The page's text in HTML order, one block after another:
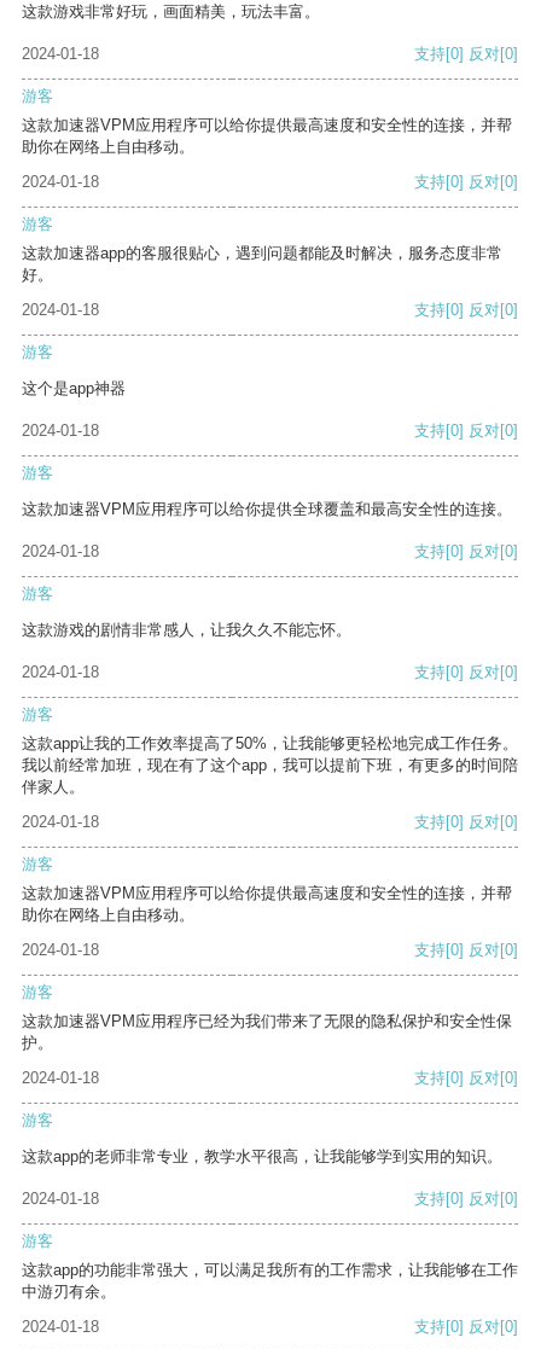
这款游戏非常好玩，画面精美，玩法丰富。
2024-01-18 支持[0] 反对[0]
游客
这款加速器VPM应用程序可以给你提供最高速度和安全性的连接，并帮
助你在网络上自由移动。
2024-01-18
支持[0] 反对[0]
游客
这款加速器app的客服很贴心，遇到问题都能及时解决，服务态度非常
好。
2024-01-18
支持[0] 反对[0]
游客
这个是app神器
2024-01-18 支持[0] 反对[0]
游客
这款加速器VPM应用程序可以给你提供全球覆盖和最高安全性的连接。
2024-01-18 支持[0] 反对[0]
游客
这款游戏的剧情非常感人，让我久久不能忘怀。
2024-01-18 支持[0] 反对[0]
游客
这款app让我的工作效率提高了50%，让我能够更轻松地完成工作任务。
我以前经常加班，现在有了这个app，我可以提前下班，有更多的时间陪
伴家人。
2024-01-18
支持[0] 反对[0]
游客
这款加速器VPM应用程序可以给你提供最高速度和安全性的连接，并帮
助你在网络上自由移动。
2024-01-18
支持[0] 反对[0]
游客
这款加速器VPM应用程序已经为我们带来了无限的隐私保护和安全性保
护。
2024-01-18
支持[0] 反对[0]
游客
这款app的老师非常专业，教学水平很高，让我能够学到实用的知识。
2024-01-18 支持[0] 反对[0]
游客
这款app的功能非常强大，可以满足我所有的工作需求，让我能够在工作
中游刃有余。
2024-01-18
支持[0] 反对[0]